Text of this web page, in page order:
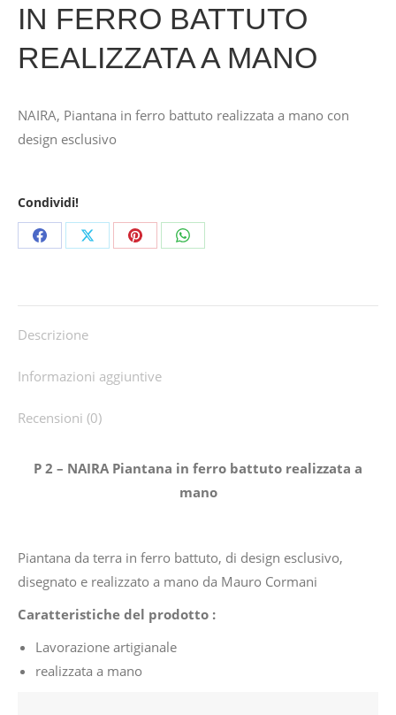
IN FERRO BATTUTO
REALIZZATA A MANO
NAIRA, Piantana in ferro battuto realizzata a mano con
design esclusivo
Condividi!
Share Share Share Share
Descrizione
Informazioni aggiuntive
Recensioni (0)
P 2 – NAIRA Piantana in ferro battuto realizzata a
mano
Piantana da terra in ferro battuto, di design esclusivo,
disegnato e realizzato a mano da Mauro Cormani
Caratteristiche del prodotto :
Lavorazione artigianale
realizzata a mano